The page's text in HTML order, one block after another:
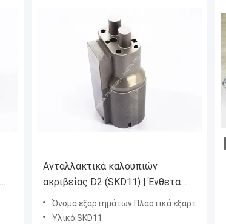
Ανταλλακτικά καλουπιών
ακριβείας D2 (SKD11) | Ένθετα
πυρήνων με έγχυση υψηλής
φθοράς
Όνομα εξαρτημάτων:Πλαστικά εξαρτήματα καλουπιού
Υλικό:SKD11